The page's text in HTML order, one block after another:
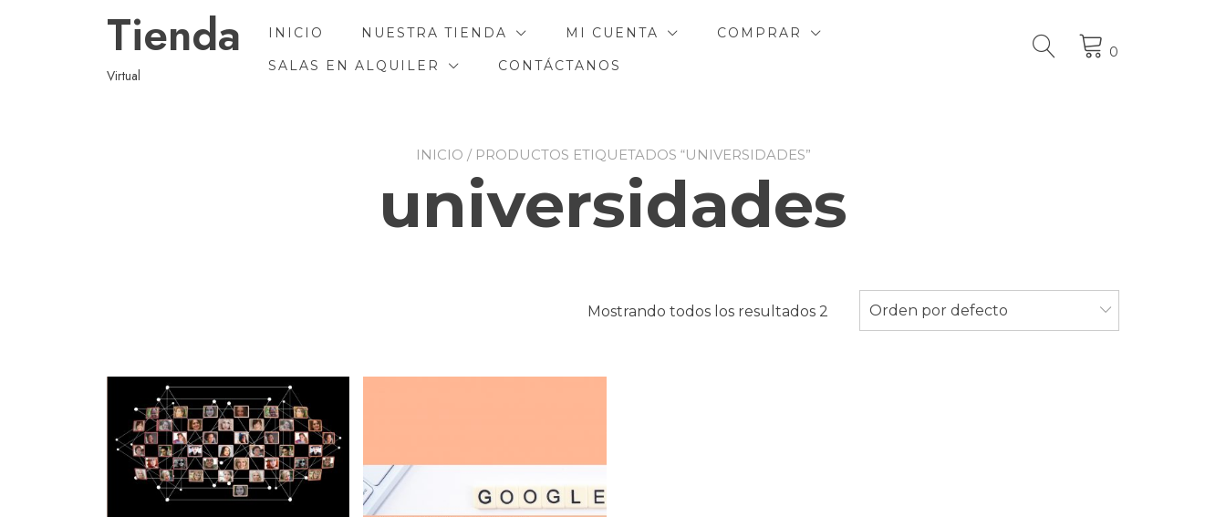
Tienda
Virtual
INICIO NUESTRA TIENDA MI CUENTA
COMPRAR
SALAS EN ALQUILER
CONTÁCTANOS
0
INICIO / PRODUCTOS ETIQUETADOS “UNIVERSIDADES”
universidades
Mostrando todos los resultados 2 Orden por defecto